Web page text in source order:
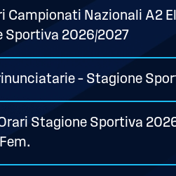
Campionati Nazionali A2
Sportiva 2026/2027
– Stagione
Stagione Sportiva